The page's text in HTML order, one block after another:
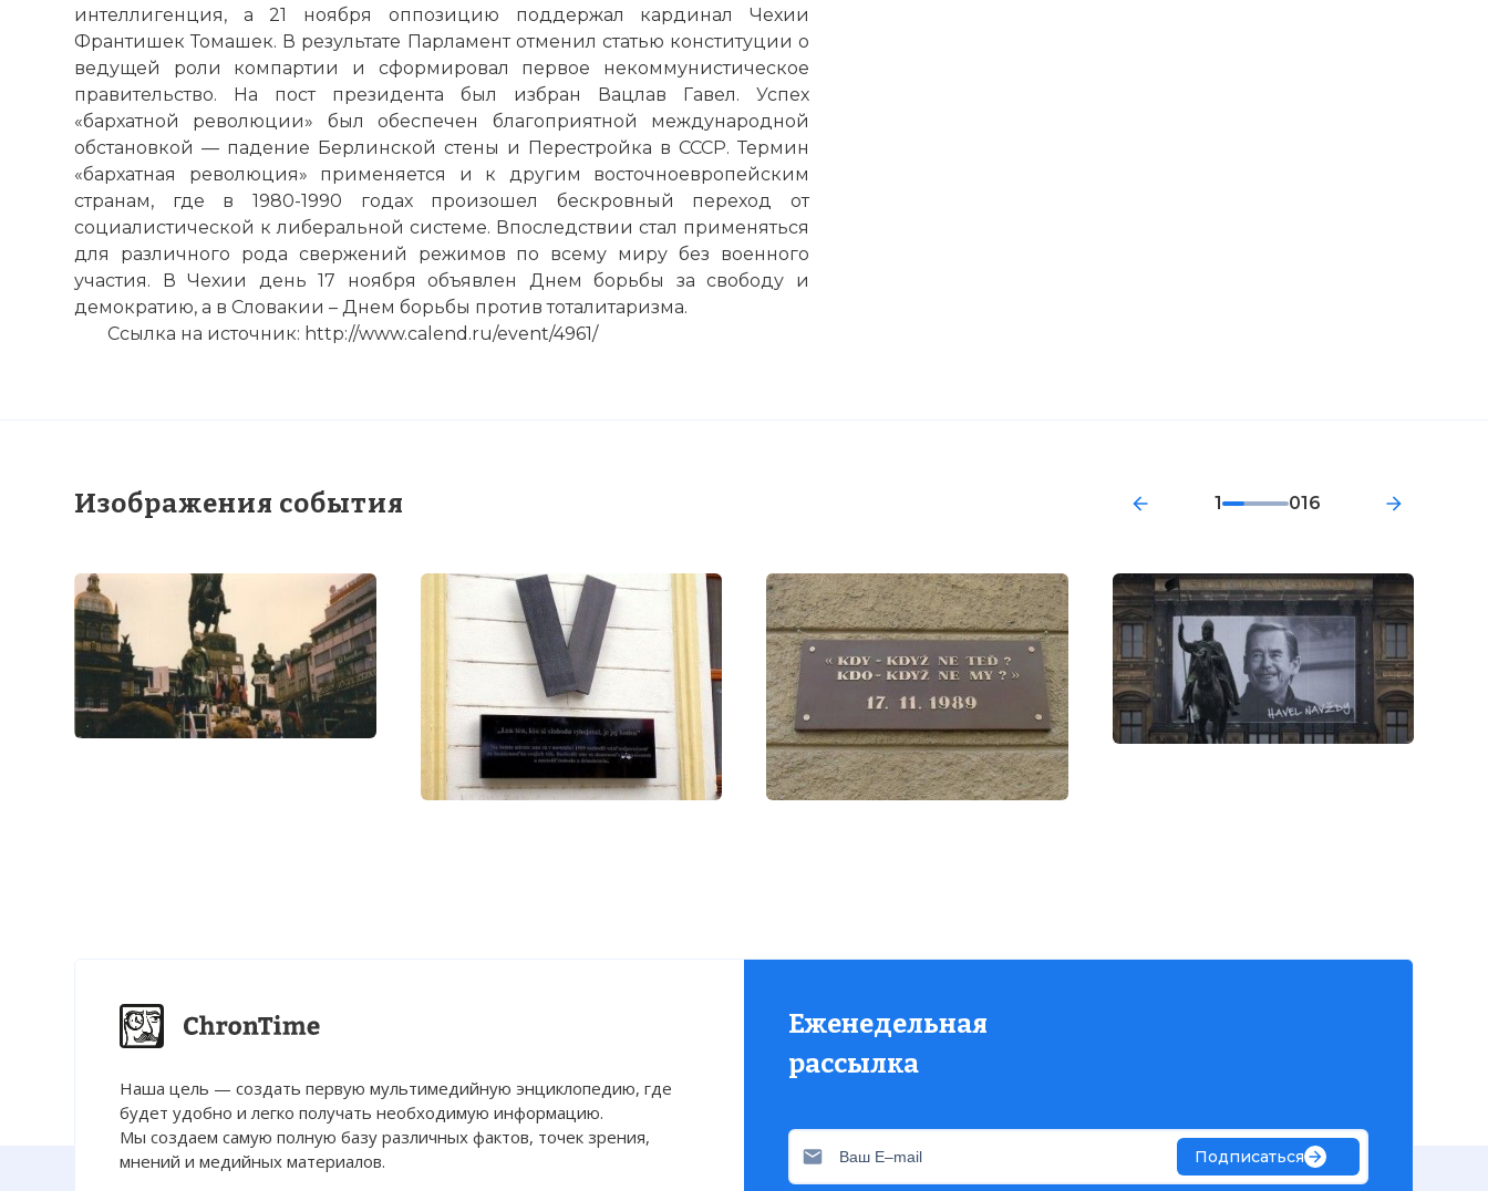
интеллигенция, а 21 ноября оппозицию поддержал кардинал Чехии
Франтишек Томашек. В результате Парламент отменил статью конституции о
ведущей роли компартии и сформировал первое некоммунистическое
правительство. На пост президента был избран Вацлав Гавел. Успех
«бархатной революции» был обеспечен благоприятной международной
обстановкой — падение Берлинской стены и Перестройка в СССР. Термин
«бархатная революция» применяется и к другим восточноевропейским
странам, где в 1980-1990 годах произошел бескровный переход от
социалистической к либеральной системе. Впоследствии стал применяться
для различного рода свержений режимов по всему миру без военного
участия. В Чехии день 17 ноября объявлен Днем борьбы за свободу и
демократию, а в Словакии – Днем борьбы против тоталитаризма.
Ссылка на источник: http://www.calend.ru/event/4961/
Изображения события 1 016
Наша цель — создать первую мультимедийную энциклопедию, где
будет удобно и легко получать необходимую информацию.
Мы создаем самую полную базу различных фактов, точек зрения,
мнений и медийных материалов.
Еженедельная
рассылка
Подписаться